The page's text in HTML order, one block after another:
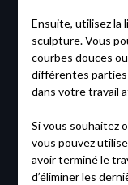
Ensuite, utilisez la
sculpture. Vous
courbes douces
différentes parties
dans votre travail
Si vous souhaitez
vous pouvez
avoir terminé le
d’éliminer les